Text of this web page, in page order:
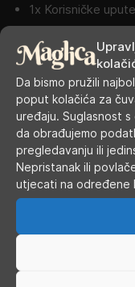
Da bismo pružili
poput kolačića za
uređaju. Suglasnost
da obrađujemo
pregledavanju ili
Nepristanak ili
utjecati na određene
1x Korisničke upute
Cijena u trgovini:
SKU:N/A
Kategorije:
Oznake:vaporesso,